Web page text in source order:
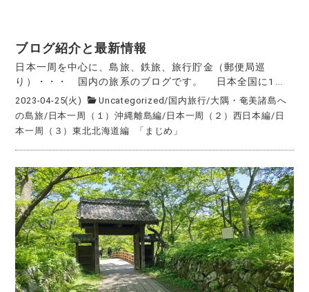
ブログ紹介と最新情報
日本一周を中心に、島旅、鉄旅、旅行貯金（郵便局巡
り）・・・ 国内の旅系のブログです。 日本全国に1...
2023-04-25(火) Uncategorized/ 国内旅行/大隅・奄美諸島へ
の島旅/ 日本一周（１）沖縄離島編/ 日本一周（２）西日本編/ 日
本一周（３）東北北海道編
「まじめ」